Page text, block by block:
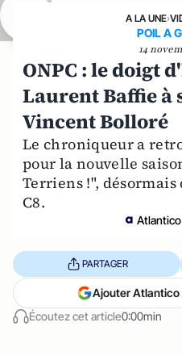
A LA UNE›
POIL A
14
ONPC : le doigt
Laurent Baffie à
Vincent Bolloré
Le chroniqueur a
pour la nouvelle
Terriens !",
C8.
Écoutez cet article0:00min
PARTAGER
Ajouter Atlantico